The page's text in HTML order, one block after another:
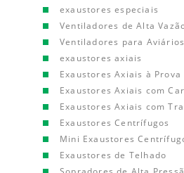
exaustores especiais
Ventiladores de Alta
Ventiladores para Aviários
exaustores axiais
Exaustores Axiais à Prova
Exaustores Axiais com
Exaustores Axiais com
Exaustores Centrífugos
Mini Exaustores
Exaustores de Telhado